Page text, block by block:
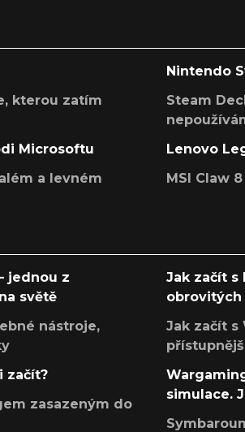
kterou zatím
Microsoftu
a levném
Nintendo
Steam
Lenovo
MSI Claw
jednou z
světě
nástroje,
začít?
zasazeným do
Jak začít s
obrovitých
Jak začít s
simulace.